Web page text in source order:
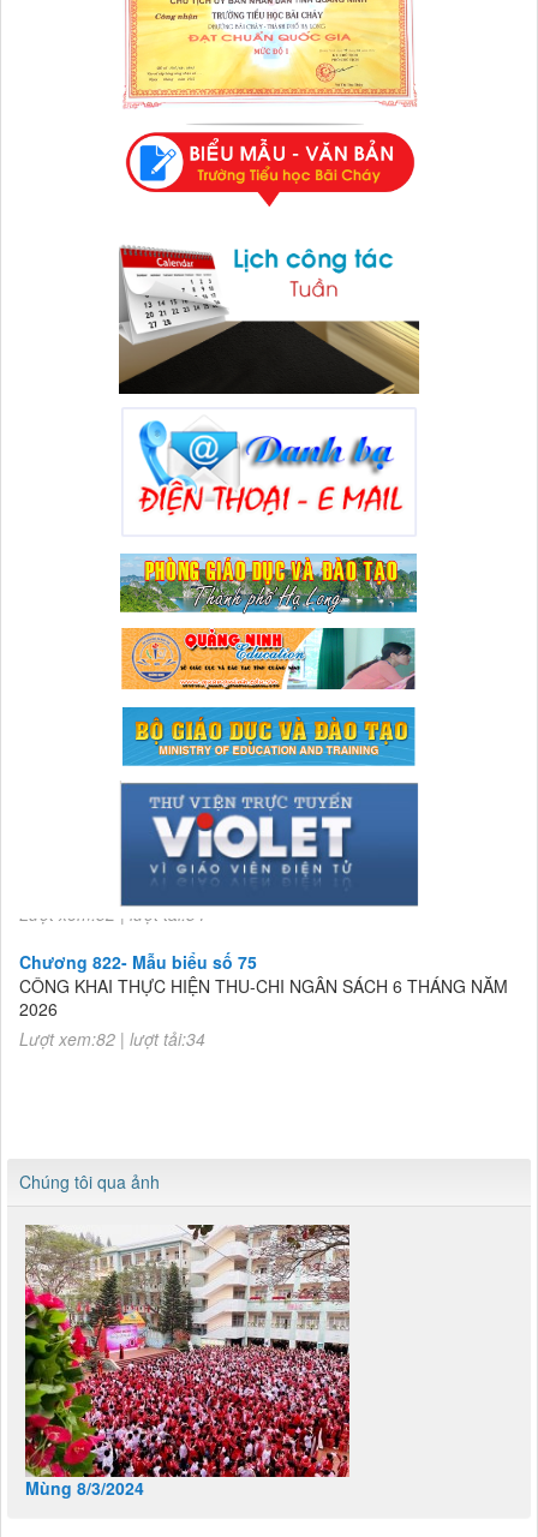
Chương 822- Mẫu biểu số 75
CÔNG KHAI THỰC HIỆN THU-CHI NGÂN SÁCH 6 THÁNG NĂM
Lượt xem:82 | lượt tải:34
Chương 822- Mẫu biểu số 75
CÔNG KHAI THỰC HIỆN THU-CHI NGÂN SÁCH 6 THÁNG NĂM
2026
Lượt xem:82 | lượt tải:34
Chúng tôi qua ảnh
Mùng 8/3/2024